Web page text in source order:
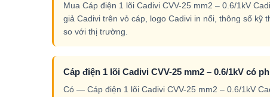
Mua Cáp điện 1 lõi Cadivi CVV-25 mm2 – 0.6/1kV
giả Cadivi trên vỏ cáp, logo Cadivi in nổi, thông số
so với thị trường.
Cáp điện 1 lõi Cadivi CVV-25 mm2 – 0.6/1kV có
Có — Cáp điện 1 lõi Cadivi CVV-25 mm2 – 0.6/1kV